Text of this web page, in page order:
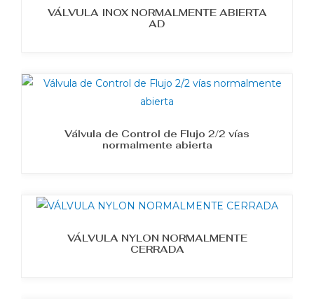
VÁLVULA INOX NORMALMENTE ABIERTA
AD
Válvula de Control de Flujo 2/2 vías
normalmente abierta
VÁLVULA NYLON NORMALMENTE
CERRADA